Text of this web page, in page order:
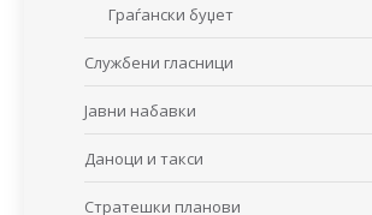
Граѓански буџет
Службени гласници
Јавни набавки
Даноци и такси
Стратешки планови